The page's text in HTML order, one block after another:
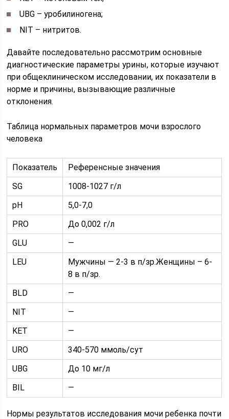
UBG – уробилиногена;
NIT – нитритов.
Давайте последовательно рассмотрим основные
диагностические параметры урины, которые изучают
при общеклиническом исследовании, их показатели в
норме и причины, вызывающие различные
отклонения.
Таблица нормальных параметров мочи взрослого
человека
Показатель
Референсные значения
SG
1008-1027 г/л
рН
5,0-7,0
PRO
До 0,002 г/л
GLU
—
LEU
Мужчины — 2-3 в п/зр.Женщины – 6-
8 в п/зр.
BLD
—
NIT
—
KET
—
URO
340-570 ммоль/сут
UBG
До 10 мг/л
BIL
—
Нормы результатов исследования мочи ребенка почти